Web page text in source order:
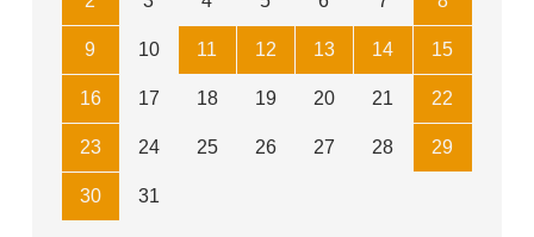
9 10 11 12 13 14 15
16 17 18 19 20 21 22
23 24 25 26 27 28 29
30 31